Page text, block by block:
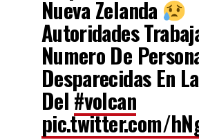
Nueva Zelanda
Autoridades
Numero De
Desparecidas En
Del#volcan
pic.twitter.com/